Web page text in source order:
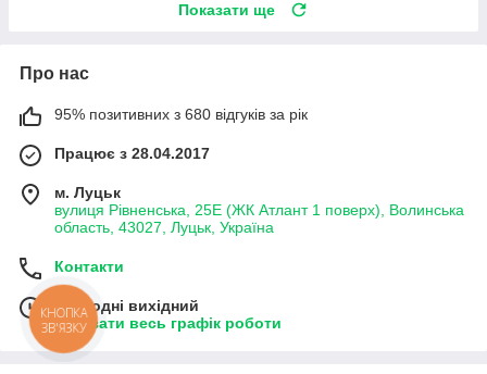
Показати ще
Про нас
95% позитивних з 680 відгуків за рік
Працює з 28.04.2017
м. Луцьк
вулиця Рівненська, 25Е (ЖК Атлант 1 поверх), Волинська
область, 43027, Луцьк, Україна
Контакти
Сьогодні вихідний
Показати весь графік роботи
КНОПКА
ЗВ'ЯЗКУ